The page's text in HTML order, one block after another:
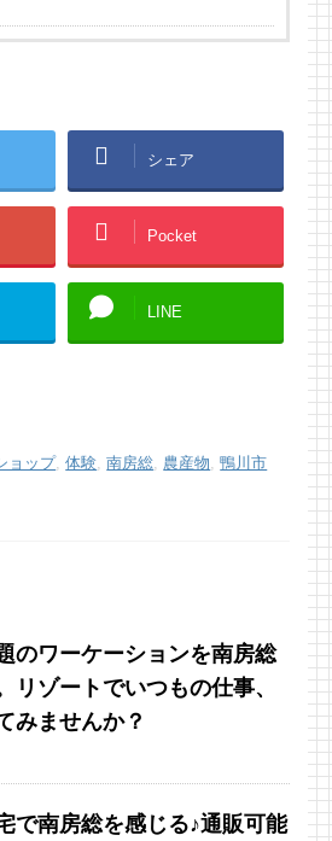
シェア
Pocket
LINE
ョップ,体験,南房総, 農産物,鴨川市
のワーケーションを南房総
リゾートでいつもの仕事、
みませんか？
で南房総を感じる♪通販可能